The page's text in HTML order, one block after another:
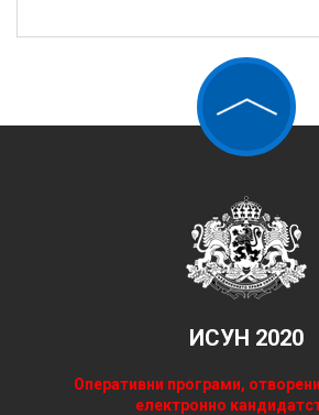
ИСУН 2020
Оперативни програми,
електронно